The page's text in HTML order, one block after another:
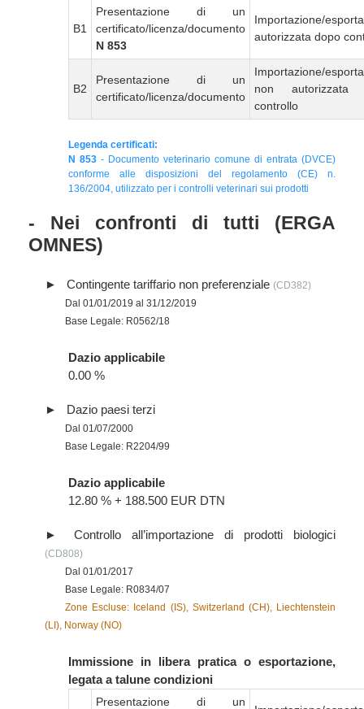
B1
Presentazione di un
certificato/licenza/documento
N 853
Importazione/
autorizzata dopo
B2
Presentazione di un
certificato/licenza/documento
Importazione/
non autorizzata
controllo
Legenda certificati:
N 853 - Documento veterinario comune di entrata (DVCE)
conforme alle disposizioni del regolamento (CE) n.
136/2004, utilizzato per i controlli veterinari sui prodotti
- Nei confronti di tutti (ERGA
OMNES)
Contingente tariffario non preferenziale (CD382)
Dal 01/01/2019 al 31/12/2019
Base Legale: R0562/18
Dazio applicabile
0.00 %
Dazio paesi terzi
Dal 01/07/2000
Base Legale: R2204/99
Dazio applicabile
12.80 % + 188.500 EUR DTN
Controllo all’importazione di prodotti biologici
(CD808)
Dal 01/01/2017
Base Legale: R0834/07
Zone Escluse: Iceland (IS), Switzerland (CH), Liechtenstein
(LI), Norway (NO)
Immissione in libera pratica o esportazione,
legata a talune condizioni
Presentazione di un